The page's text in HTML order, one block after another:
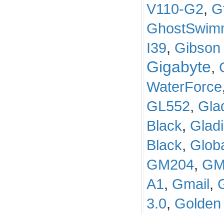
V110-G2,
I39,
Gigabyte,
WaterForce
GL552,
Black,
Black,
GM204,
A1, Gmail,
3.0,